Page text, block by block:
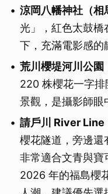
涼岡八幡神社（相
光」，紅色太鼓橋
下，充滿電影感的
荒川櫻堤河川公園
220 株櫻花一字
景觀，是攝影師眼
請戶川 River Line
櫻花隧道，旁邊還
非常適合文青與寶
2026 年的福島櫻
取消